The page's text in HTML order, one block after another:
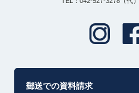
郵送での資料請求